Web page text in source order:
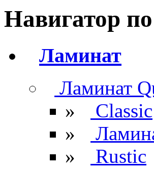
Навигатор
Ламинат
Ламинат
»
Classic
»
»
Rustic